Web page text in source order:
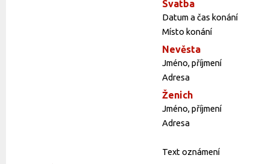
Svatba
Datum a čas konání
Místo konání
Nevěsta
Jméno, příjmení
Adresa
Ženich
Jméno, příjmení
Adresa
Text oznámení